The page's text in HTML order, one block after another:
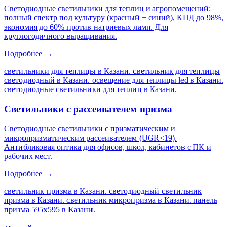
Светодиодные светильники для теплиц и агропомещений:
полный спектр под культуру (красный + синий), КПД до 98%,
экономия до 60% против натриевых ламп. Для
круглогодичного выращивания.
Подробнее →
светильники для теплицы в Казани. светильник для теплицы
светодиодный в Казани. освещение для теплицы led в Казани.
светодиодные светильники для теплиц в Казани.
Светильники с рассеивателем призма
Светодиодные светильники с призматическим и
микропризматическим рассеивателем (UGR<19).
Антибликовая оптика для офисов, школ, кабинетов с ПК и
рабочих мест.
Подробнее →
светильник призма в Казани. светодиодный светильник
призма в Казани. светильник микропризма в Казани. панель
призма 595х595 в Казани.